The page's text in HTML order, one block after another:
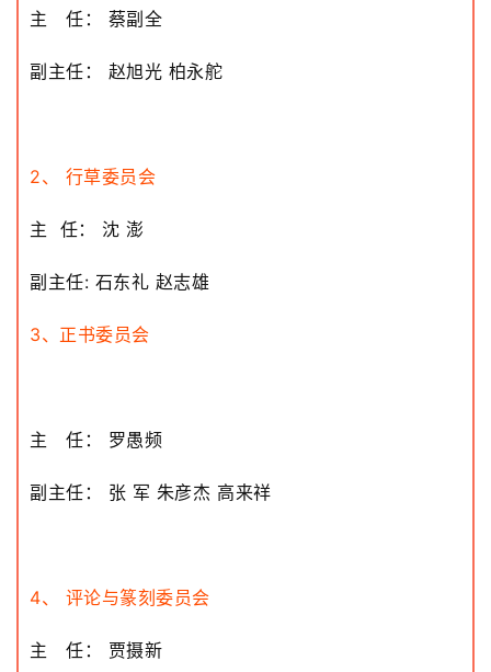
术
究
欣
砚
夜
术
库
寫
用
主 任： 蔡副全
副主任： 赵旭光 柏永舵
2、 行草委员会
主 任： 沈 澎
副主任: 石东礼 赵志雄
3、 正书委员会
主 任： 罗愚频
副主任： 张 军 朱彦杰 高来祥
4、 评论与篆刻委员会
主 任： 贾摄新